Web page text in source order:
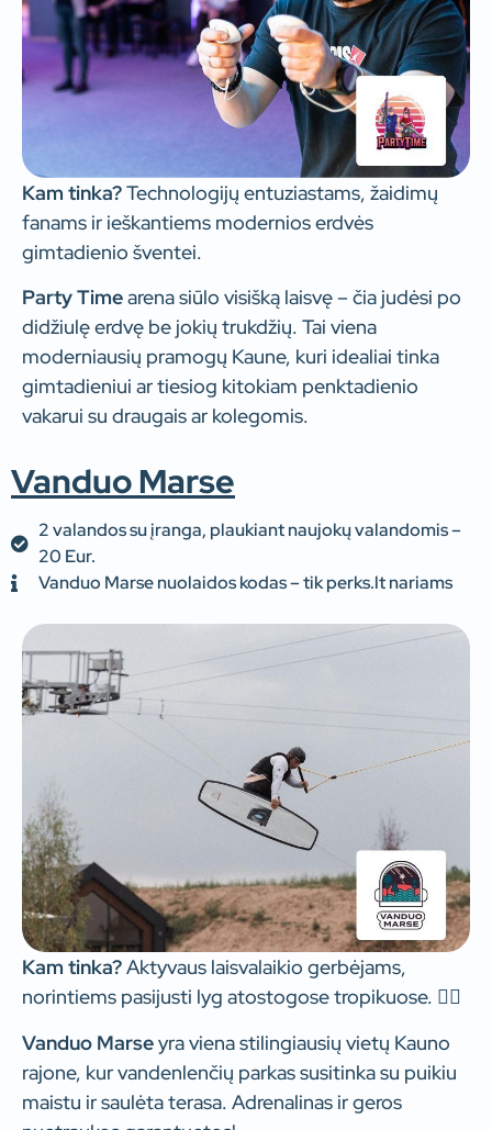
Kam tinka?Technologijų entuziastams, žaidimų
fanams ir ieškantiems modernios erdvės
gimtadienio šventei.
Party Timearena siūlo visišką laisvę – čia judėsi po
didžiulę erdvę be jokių trukdžių. Tai viena
moderniausių pramogų Kaune, kuri idealiai tinka
gimtadieniui ar tiesiog kitokiam penktadienio
vakarui su draugais ar kolegomis.
Vanduo Marse
2 valandos su įranga, plaukiant naujokų valandomis –
20 Eur.
Vanduo Marse nuolaidos kodas – tik perks.lt nariams
Kam tinka?Aktyvaus laisvalaikio gerbėjams,
norintiems pasijusti lyg atostogose tropikuose. 🏄‍♂️
Vanduo Marseyra viena stilingiausių vietų Kauno
rajone, kur vandenlenčių parkas susitinka su puikiu
maistu ir saulėta terasa. Adrenalinas ir geros